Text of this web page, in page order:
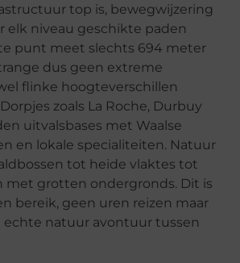
top is, bewegwijzering
elk niveau geschikte paden
punt meet slechts 694 meter
dus geen extreme
flinke hoogteverschillen
zoals La Roche, Durbuy
uitvalsbases met Waalse
en lokale specialiteiten. Natuur
tot heide vlaktes tot
met grotten ondergronds. Dit is
bereik, geen uren reizen maar
echte natuur avontuur tussen